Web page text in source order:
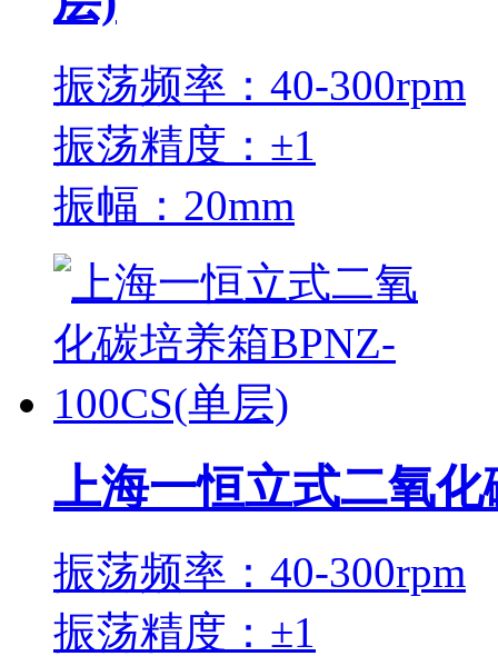
振荡频率：40-300rpm
振荡精度：±1
振幅：20mm
上海一恒立式二氧
振荡频率：40-300rpm
振荡精度：±1